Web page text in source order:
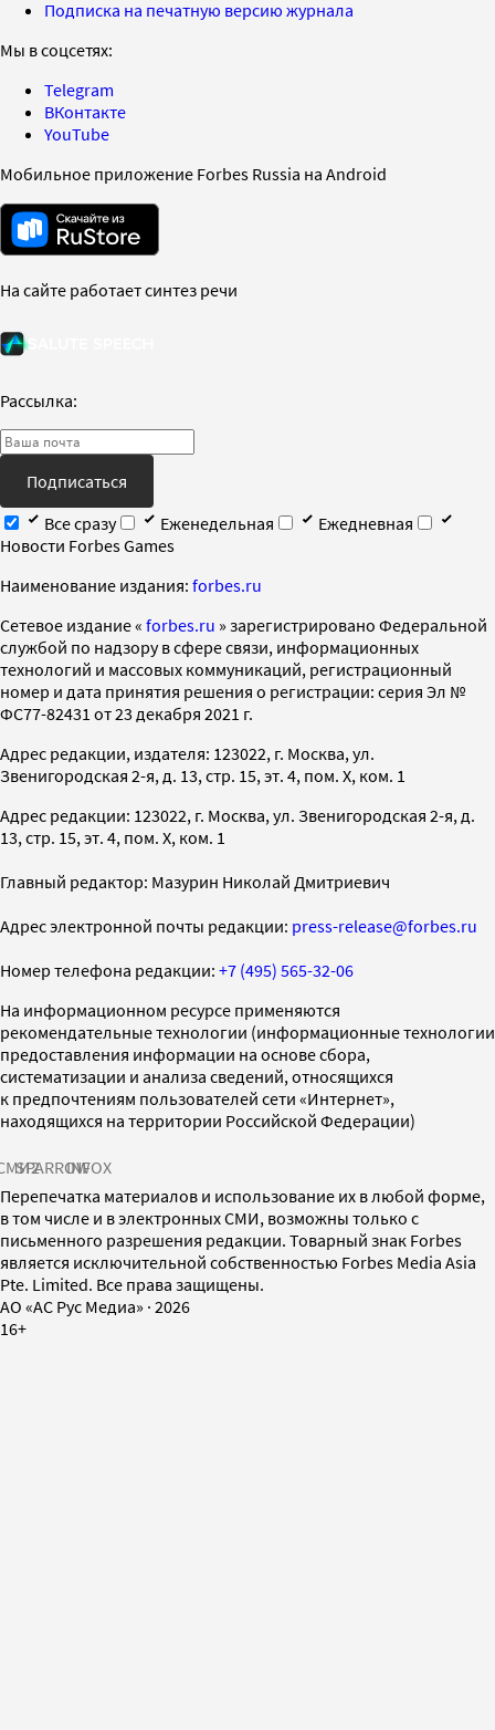
Подписка на печатную версию журнала
Мы в соцсетях:
Telegram
ВКонтакте
YouTube
Мобильное приложение Forbes Russia на Android
На сайте работает синтез речи
Рассылка:
Подписаться
Все сразу
Еженедельная
Ежедневная
Новости Forbes Games
Наименование издания: forbes.ru
Cетевое издание « forbes.ru » зарегистрировано Федеральной
службой по надзору в сфере связи, информационных
технологий и массовых коммуникаций, регистрационный
номер и дата принятия решения о регистрации: серия Эл №
ФС77-82431 от 23 декабря 2021 г.
Адрес редакции, издателя: 123022, г. Москва, ул.
Звенигородская 2-я, д. 13, стр. 15, эт. 4, пом. X, ком. 1
Адрес редакции: 123022, г. Москва, ул. Звенигородская 2-я, д.
13, стр. 15, эт. 4, пом. X, ком. 1
Главный редактор: Мазурин Николай Дмитриевич
Адрес электронной почты редакции: press-release@forbes.ru
Номер телефона редакции: +7 (495) 565-32-06
На информационном ресурсе применяются
рекомендательные технологии (информационные технологии
предоставления информации на основе сбора,
систематизации и анализа сведений, относящихся
к предпочтениям пользователей сети «Интернет»,
находящихся на территории Российской Федерации)
SPARROWINFOX
Перепечатка материалов и использование их в любой форме,
в том числе и в электронных СМИ, возможны только с
письменного разрешения редакции. Товарный знак Forbes
является исключительной собственностью Forbes Media Asia
Pte. Limited. Все права защищены.
AO «АС Рус Медиа» · 2026
16+